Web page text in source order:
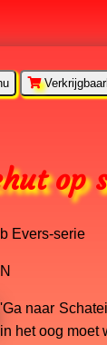
op
Evers-serie
'Ga naar
in het oog moet